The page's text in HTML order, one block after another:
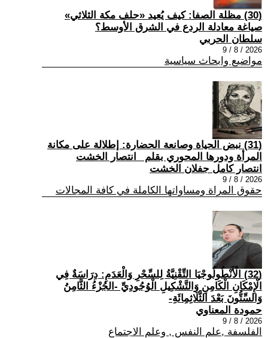
(30) مظلة الصفا: كيف يُعيد «حلف مكة الثلاثي»
صياغة معادلة الردع في الشرق الأوسط؟
سلطان الحربي
2026 / 8 / 9
مواضيع وابحاث سياسية
(31) نبض الحياة وصانعة الحضارة: إطلالة على مكانة
المرأة ودورها المحوري بقلم _انتصار الخشت
انتصار كامل جفلان الخشت
2026 / 8 / 9
حقوق المراة ومساواتها الكاملة في كافة المجالات
(32) الْأَنْطُولُوجْيَا التِّقْنِيَّةُ لِلسِّحْرِ وَالْعَدَمِ: دِرَاسَةٌ فِي
الْإِمْكَانِ الْكَامِنِ وَالتَّشْكِيلِ الْوُجُودِيِّ -الجُزْءُ الثَّامِنُ
وَالسِّتُّونَ بَعْدَ الثَّلَاثِمِائَةِ-
حمودة المعناوي
2026 / 8 / 9
الفلسفة ,علم النفس , وعلم الاجتماع